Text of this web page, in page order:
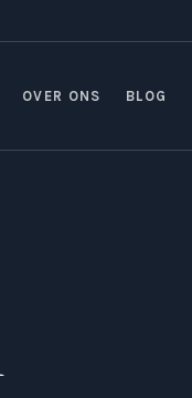
OVER ONS BLOG